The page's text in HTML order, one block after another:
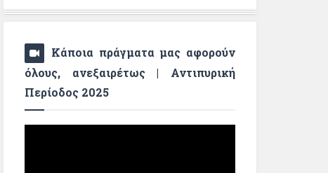
Κάποια πράγματα μας αφορούν
όλους, ανεξαιρέτως | Αντιπυρική
Περίοδος 2025